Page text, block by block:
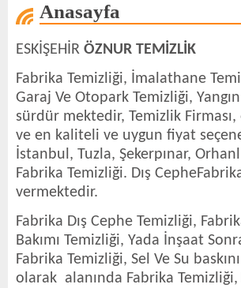
Anasayfa
ESKİŞEHİR ÖZNUR TEMİZLİK
Fabrika Temizliği, İmalathane
Garaj Ve Otopark Temizliği,
sürdür mektedir, Temizlik
ve en kaliteli ve uygun fiyat
İstanbul, Tuzla, Şekerpınar,
Fabrika Temizliği. Dış
vermektedir.
Fabrika Dış Cephe Temizliği,
Bakımı Temizliği, Yada İnşaat
Fabrika Temizliği, Sel Ve Su
olarak alanında Fabrika